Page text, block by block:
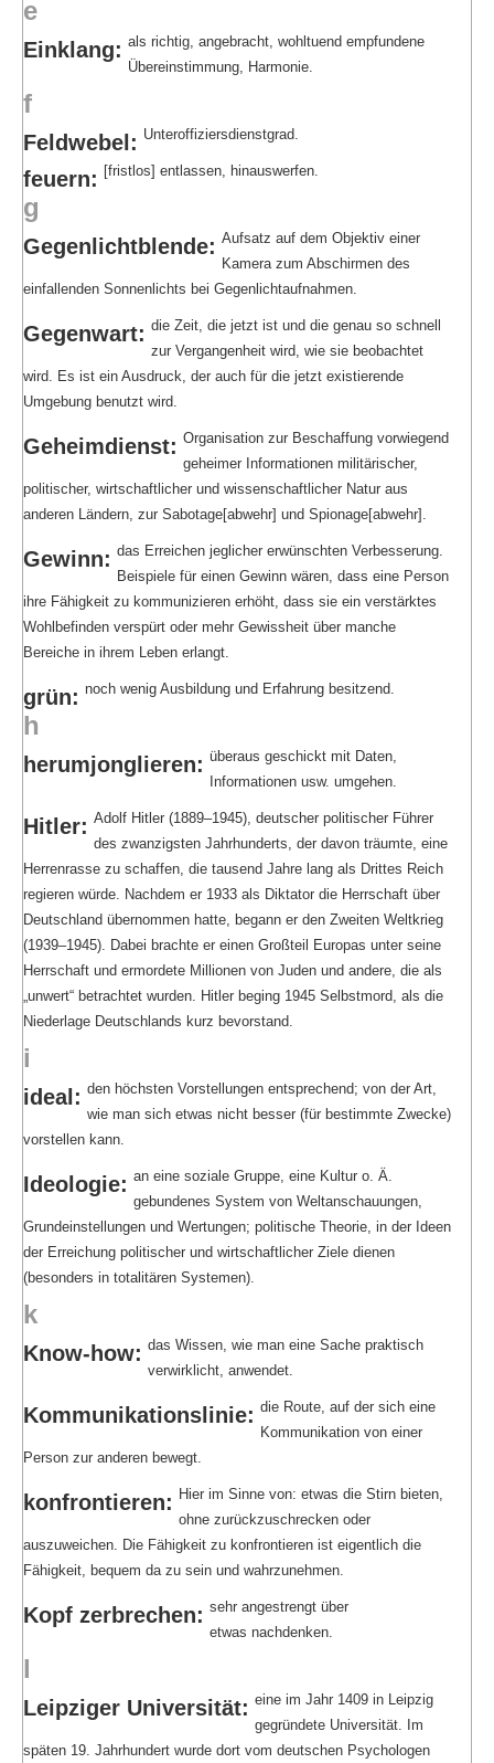
e
Einklang: als richtig, angebracht, wohltuend empfundene
Übereinstimmung, Harmonie.
f
Feldwebel: Unteroffiziersdienstgrad.
feuern: [fristlos] entlassen, hinauswerfen.
g
Gegenlichtblende: Aufsatz auf dem Objektiv einer
Kamera zum Abschirmen des
einfallenden Sonnenlichts bei Gegenlichtaufnahmen.
Gegenwart: die Zeit, die jetzt ist und die genau so schnell
zur Vergangenheit wird, wie sie beobachtet
wird. Es ist ein Ausdruck, der auch für die jetzt existierende
Umgebung benutzt wird.
Geheimdienst: Organisation zur Beschaffung vorwiegend
geheimer Informationen militärischer,
politischer, wirtschaftlicher und wissenschaftlicher Natur aus
anderen Ländern, zur Sabotage[abwehr] und Spionage[abwehr].
Gewinn: das Erreichen jeglicher erwünschten Verbesserung.
Beispiele für einen Gewinn wären, dass eine Person
ihre Fähigkeit zu kommunizieren erhöht, dass sie ein verstärktes
Wohlbefinden verspürt oder mehr Gewissheit über manche
Bereiche in ihrem Leben erlangt.
grün: noch wenig Ausbildung und Erfahrung besitzend.
h
herumjonglieren: überaus geschickt mit Daten,
Informationen usw. umgehen.
Hitler: Adolf Hitler (1889–1945), deutscher politischer Führer
des zwanzigsten Jahrhunderts, der davon träumte, eine
Herrenrasse zu schaffen, die tausend Jahre lang als Drittes Reich
regieren würde. Nachdem er 1933 als Diktator die Herrschaft über
Deutschland übernommen hatte, begann er den Zweiten Weltkrieg
(1939–1945). Dabei brachte er einen Großteil Europas unter seine
Herrschaft und ermordete Millionen von Juden und andere, die als
„unwert“ betrachtet wurden. Hitler beging 1945 Selbstmord, als die
Niederlage Deutschlands kurz bevorstand.
i
ideal: den höchsten Vorstellungen entsprechend; von der Art,
wie man sich etwas nicht besser (für bestimmte Zwecke)
vorstellen kann.
Ideologie: an eine soziale Gruppe, eine Kultur o. Ä.
gebundenes System von Weltanschauungen,
Grundeinstellungen und Wertungen; politische Theorie, in der Ideen
der Erreichung politischer und wirtschaftlicher Ziele dienen
(besonders in totalitären Systemen).
k
Know-how: das Wissen, wie man eine Sache praktisch
verwirklicht, anwendet.
Kommunikationslinie: die Route, auf der sich eine
Kommunikation von einer
Person zur anderen bewegt.
konfrontieren: Hier im Sinne von: etwas die Stirn bieten,
ohne zurückzuschrecken oder
auszuweichen. Die Fähigkeit zu konfrontieren ist eigentlich die
Fähigkeit, bequem da zu sein und wahrzunehmen.
Kopf zerbrechen: sehr angestrengt über
etwas nachdenken.
l
Leipziger Universität: eine im Jahr 1409 in Leipzig
gegründete Universität. Im
späten 19. Jahrhundert wurde dort vom deutschen Psychologen